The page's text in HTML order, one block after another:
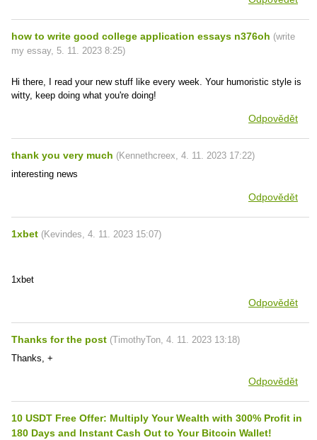
how to write good college application essays n376oh (write
my essay, 5. 11. 2023 8:25)
Hi there, I read your new stuff like every week. Your humoristic style is
witty, keep doing what you're doing!
Odpovědět
thank you very much (Kennethcreex, 4. 11. 2023 17:22)
interesting news
Odpovědět
1xbet (Kevindes, 4. 11. 2023 15:07)
1xbet
Odpovědět
Thanks for the post (TimothyTon, 4. 11. 2023 13:18)
Thanks, +
Odpovědět
10 USDT Free Offer: Multiply Your Wealth with 300% Profit in
180 Days and Instant Cash Out to Your Bitcoin Wallet!